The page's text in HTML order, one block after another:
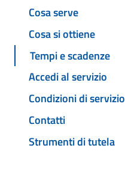
Cosa serve
Cosa si ottiene
Tempi e scadenze
Accedi al servizio
Condizioni di servizio
Contatti
Strumenti di tutela